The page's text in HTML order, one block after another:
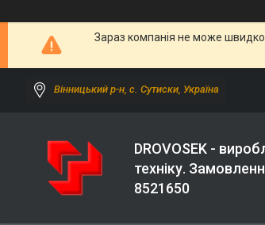
Зараз компанія не може швидко
Вінницький р-н, с. Сутиски, Україна
DROVOSEK -
техніку.
8521650